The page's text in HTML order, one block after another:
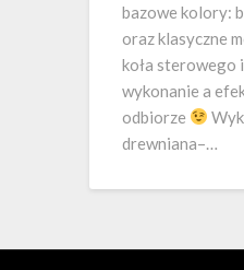
bazowe kolory:
oraz klasyczne
koła sterowego
wykonanie a
odbiorze
drewniana–…